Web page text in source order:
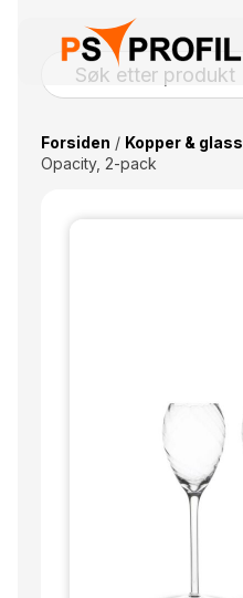
Forsiden / Kopper & glass
Opacity, 2-pack